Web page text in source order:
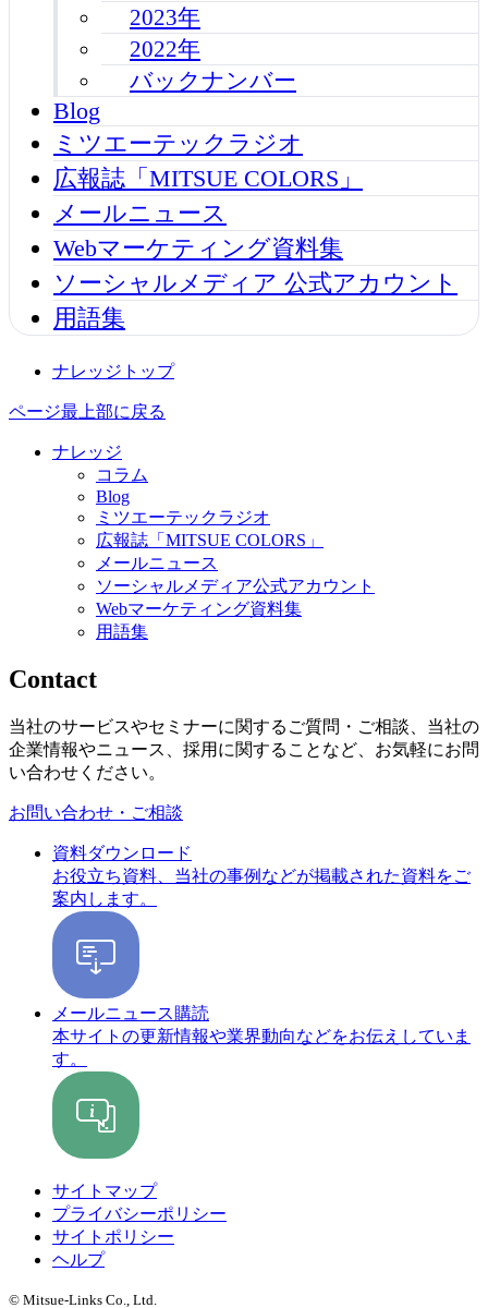
2023年
2022年
バックナンバー
Blog
ミツエーテックラジオ
広報誌「MITSUE COLORS」
メールニュース
Webマーケティング資料集
ソーシャルメディア 公式アカウント
用語集
ナレッジトップ
ページ最上部に戻る
ナレッジ
コラム
Blog
ミツエーテックラジオ
広報誌「MITSUE COLORS」
メールニュース
ソーシャルメディア公式アカウント
Webマーケティング資料集
用語集
Contact
当社のサービスやセミナーに関するご質問・ご相談、当社の
企業情報やニュース、採用に関することなど、お気軽にお問
い合わせください。
お問い合わせ・ご相談
資料ダウンロード
お役立ち資料、当社の事例などが掲載された資料をご
案内します。
メールニュース購読
本サイトの更新情報や業界動向などをお伝えしていま
す。
サイトマップ
プライバシーポリシー
サイトポリシー
ヘルプ
© Mitsue-Links Co., Ltd.